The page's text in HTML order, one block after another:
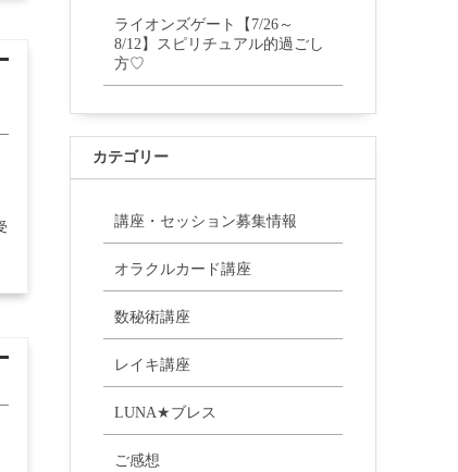
ライオンズゲート【7/26～
8/12】スピリチュアル的過ごし
方♡
カテゴリー
講座・セッション募集情報
オラクルカード講座
数秘術講座
レイキ講座
LUNA★ブレス
ご感想